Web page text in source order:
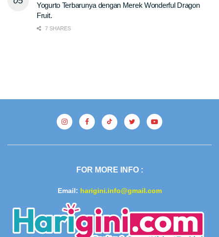
Yogurto Terbarunya dengan Merek Wonderful Dragon
Fruit.
7 SHARES
FOR MORE INFO :
Email: harigini.info@gmail.com